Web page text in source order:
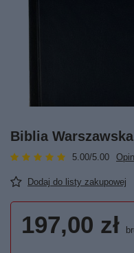
Biblia
5.00/5.00
Dodaj do listy zakupowej
197,00 zł